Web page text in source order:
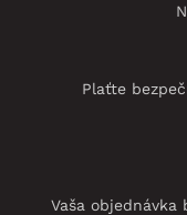
Plaťte
Vaša